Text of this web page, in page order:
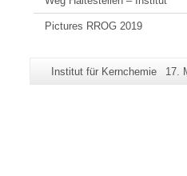
Pictures RROG 2019
Zusätzliche
Seiten-
Institut für Kernchemie 17.